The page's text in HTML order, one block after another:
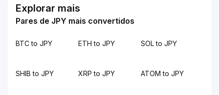
Explorar mais
Pares de JPY mais convertidos
BTC to JPY ETH to JPY SOL to JPY
SHIB to JPY XRP to JPY ATOM to JPY